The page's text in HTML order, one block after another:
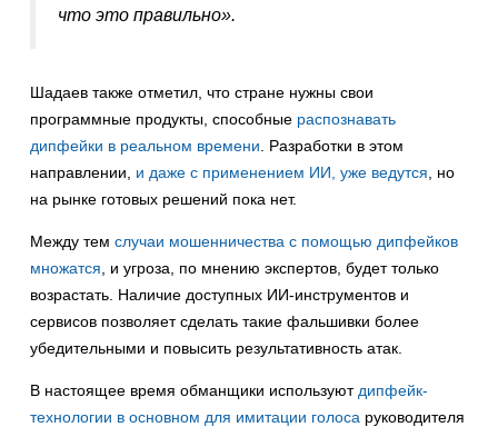
что это правильно».
Шадаев также отметил, что стране нужны свои
программные продукты, способные распознавать
дипфейки в реальном времени . Разработки в этом
направлении, и даже с применением ИИ, уже ведутся , но
на рынке готовых решений пока нет.
Между тем случаи мошенничества с помощью дипфейков
множатся , и угроза, по мнению экспертов, будет только
возрастать. Наличие доступных ИИ-инструментов и
сервисов позволяет сделать такие фальшивки более
убедительными и повысить результативность атак.
В настоящее время обманщики используют дипфейк-
технологии в основном для имитации голоса руководителя